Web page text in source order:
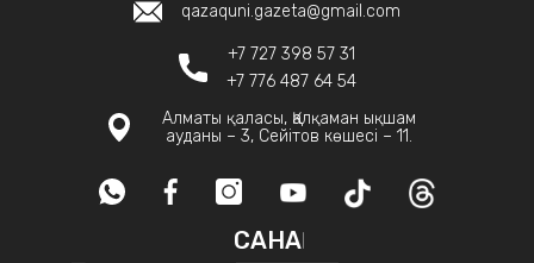
qazaquni.gazeta@gmail.com
+7 727 398 57 31
+7 776 487 64 54
Алматы қаласы, Қалқаман ықшам
ауданы – 3, Сейітов көшесі – 11.
САНАҚ